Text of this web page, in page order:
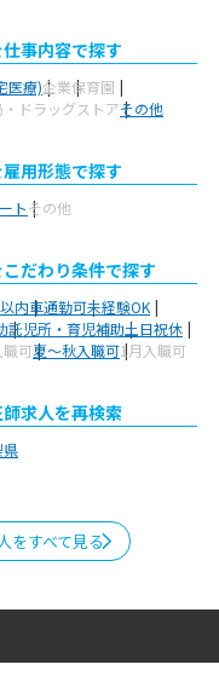
事内容で探す
医療)企業保育園
ドラッグストアその他
用形態で探す
トその他
だわり条件で探す
内車通勤可未経験OK
託児所・育児補助土日祝休
可夏～秋入職可1月入職可
求人を再検索
県
をすべて見る